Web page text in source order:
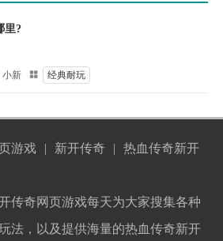
里?
小新  经典耐玩
游戏 | 新开传奇 |
热血传奇新开
传奇网页游戏每天为大家搜集各种
法，以及提供海量的热血传奇新开